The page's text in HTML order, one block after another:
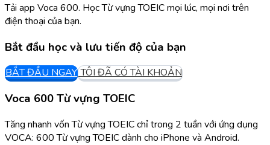
Tải app Voca 600. Học Từ vựng TOEIC mọi lúc, mọi nơi trên
điện thoại của bạn.
Bắt đầu học và lưu tiến độ của bạn
BẮT ĐẦU NGAY TÔI ĐÃ CÓ TÀI KHOẢN
Voca 600 Từ vựng TOEIC
Tăng nhanh vốn Từ vựng TOEIC chỉ trong 2 tuần với ứng dụng
VOCA: 600 Từ vựng TOEIC dành cho iPhone và Android.